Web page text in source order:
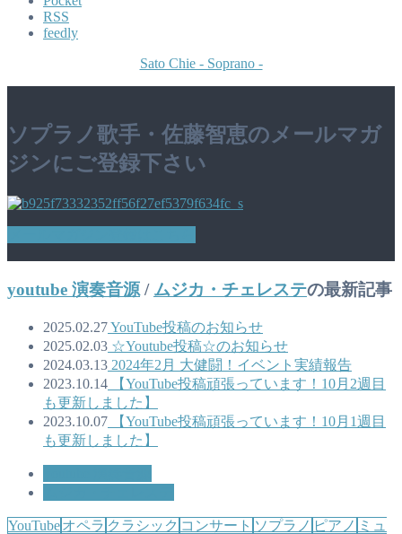
RSS
feedly
Sato Chie - Soprano -
ソプラノ歌手・佐藤智恵のメールマガ
ジンにご登録下さい
youtube 演奏音源 / ムジカ・チェレステの最新記事
2025.02.27YouTube投稿のお知らせ
2025.02.03 ☆Youtube投稿☆のお知らせ
2024.03.13 2024年2月 大健闘！イベント実績報告
2023.10.14 【YouTube投稿頑張っています！10月2週目
も更新しました】
2023.10.07 【YouTube投稿頑張っています！10月1週目
も更新しました】
YouTubeオペラ クラシック コンサート ソプラノ ピアノ ミュ